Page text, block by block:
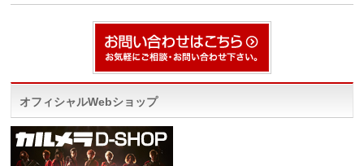
オフィシャルWebショップ